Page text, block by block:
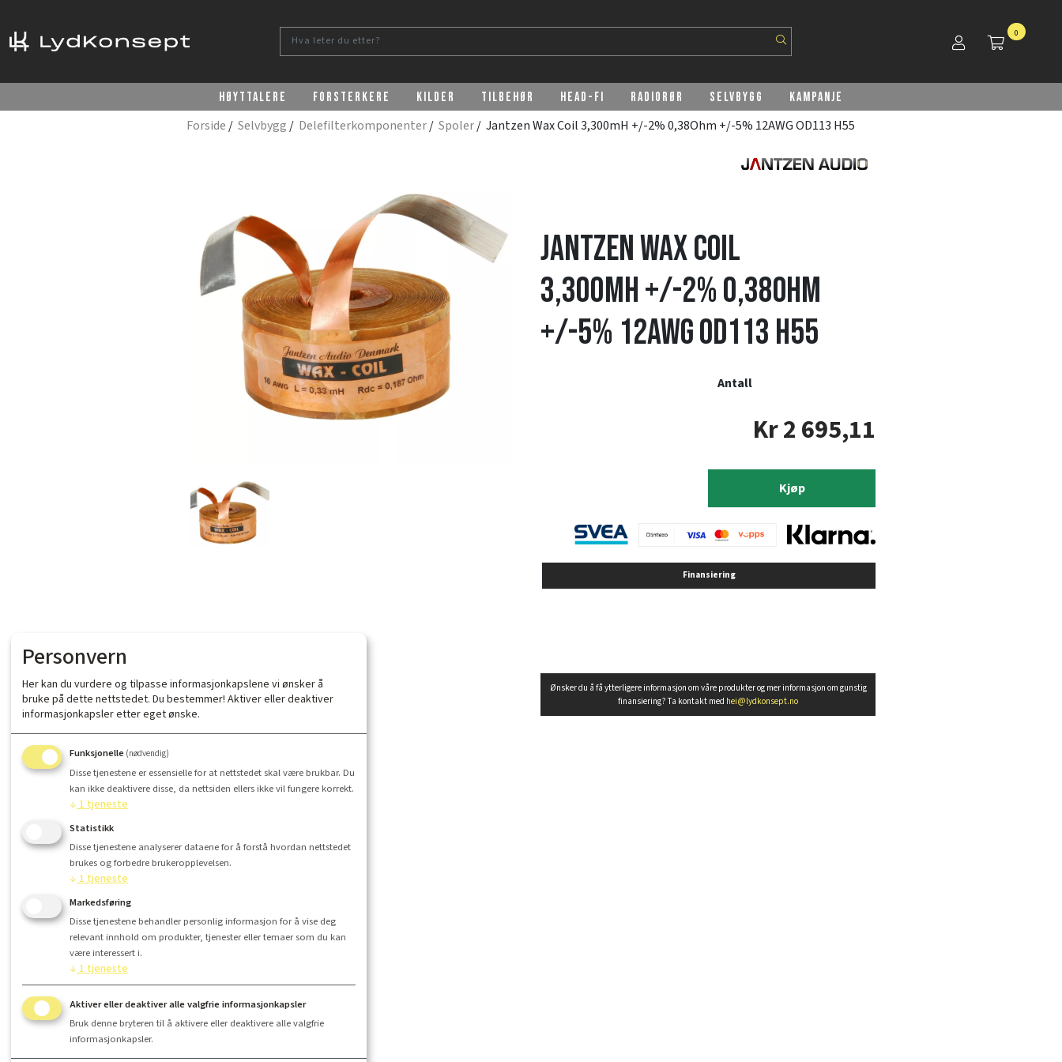
0
Høyttalere Forsterkere Kilder Tilbehør Head-Fi Radiorør Selvbygg Kampanje
Forside / Selvbygg / Delefilterkomponenter/ Spoler/ Jantzen Wax Coil 3,300mH +/-2% 0,38Ohm +/-5% 12AWG OD113 H55
Jantzen Wax Coil
3,300mH +/-2% 0,38Ohm
+/-5% 12AWG OD113 H55
Antall
Kr 2 695,11
Kjøp
Finansiering
Ønsker du å få ytterligere informasjon om våre produkter og mer informasjon om gunstig
finansiering? Ta kontakt med hei@lydkonsept.no
Personvern
Her kan du vurdere og tilpasse informasjonkapslene vi ønsker å
bruke på dette nettstedet. Du bestemmer! Aktiver eller deaktiver
informasjonkapsler etter eget ønske.
Funksjonelle (nødvendig)
Disse tjenestene er essensielle for at nettstedet skal være brukbar. Du
kan ikke deaktivere disse, da nettsiden ellers ikke vil fungere korrekt.
↓ 1tjeneste
Statistikk
Disse tjenestene analyserer dataene for å forstå hvordan nettstedet
brukes og forbedre brukeropplevelsen.
↓ 1tjeneste
Markedsføring
Disse tjenestene behandler personlig informasjon for å vise deg
relevant innhold om produkter, tjenester eller temaer som du kan
være interessert i.
↓ 1tjeneste
Aktiver eller deaktiver alle valgfrie informasjonkapsler
Bruk denne bryteren til å aktivere eller deaktivere alle valgfrie
informasjonkapsler.